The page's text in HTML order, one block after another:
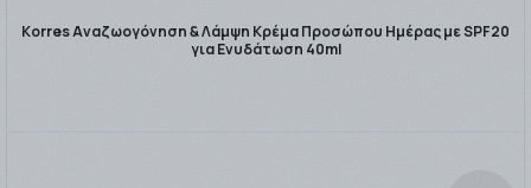
Korres Αναζωογόνηση & Λάμψη Κρέμα Προσώπου Ημέρας με SPF20
για Ενυδάτωση 40ml